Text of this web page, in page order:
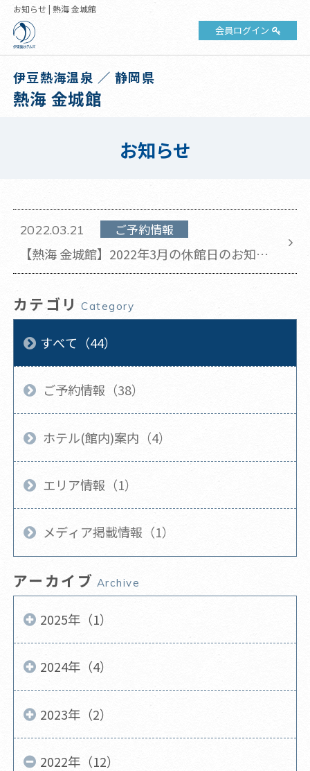
お知らせ | 熱海 金城館
会員ログイン
伊豆熱海温泉 ／ 静岡県
熱海 金城館
お知らせ
2022.03.21 ご予約情報
【熱海 金城館】2022年3月の休館日のお知ら
せ(2022年3月21日 更新)
カテゴリ Category
すべて（44）
ご予約情報（38）
ホテル(館内)案内（4）
エリア情報（1）
メディア掲載情報（1）
アーカイブ Archive
2025年（1）
2024年（4）
2023年（2）
2022年（12）